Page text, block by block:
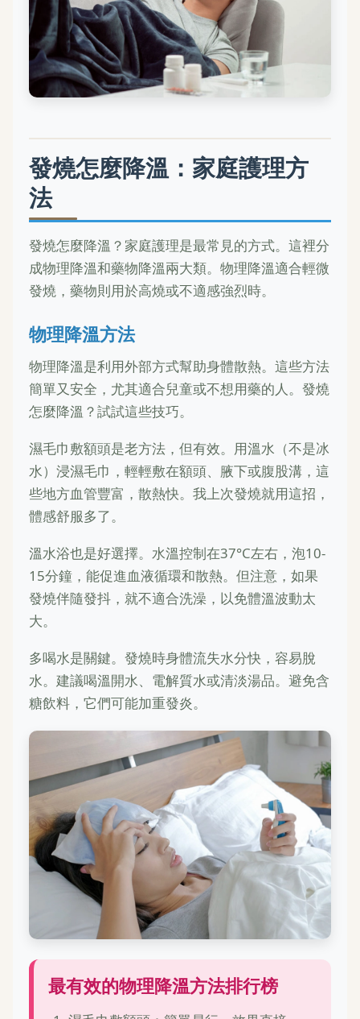
發燒怎麼降溫：家庭護理方
法
發燒怎麼降溫？家庭護理是最常見的方式。這裡分
成物理降溫和藥物降溫兩大類。物理降溫適合輕微
發燒，藥物則用於高燒或不適感強烈時。
物理降溫方法
物理降溫是利用外部方式幫助身體散熱。這些方法
簡單又安全，尤其適合兒童或不想用藥的人。發燒
怎麼降溫？試試這些技巧。
濕毛巾敷額頭是老方法，但有效。用溫水（不是冰
水）浸濕毛巾，輕輕敷在額頭、腋下或腹股溝，這
些地方血管豐富，散熱快。我上次發燒就用這招，
體感舒服多了。
溫水浴也是好選擇。水溫控制在37°C左右，泡10-
15分鐘，能促進血液循環和散熱。但注意，如果
發燒伴隨發抖，就不適合洗澡，以免體溫波動太
大。
多喝水是關鍵。發燒時身體流失水分快，容易脫
水。建議喝溫開水、電解質水或清淡湯品。避免含
糖飲料，它們可能加重發炎。
最有效的物理降溫方法排行榜